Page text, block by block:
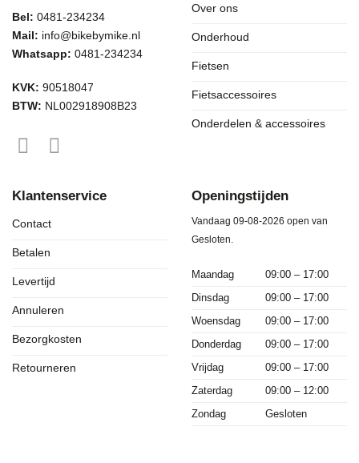
Bel: 0481-234234
Mail: info@bikebymike.nl
Whatsapp: 0481-234234
KVK: 90518047
BTW: NL002918908B23
Over ons
Onderhoud
Fietsen
Fietsaccessoires
Onderdelen & accessoires
Klantenservice
Contact
Betalen
Levertijd
Annuleren
Bezorgkosten
Retourneren
Openingstijden
Vandaag 09-08-2026 open van
Gesloten.
Maandag
09:00 – 17:00
Dinsdag
09:00 – 17:00
Woensdag
09:00 – 17:00
Donderdag
09:00 – 17:00
Vrijdag
09:00 – 17:00
Zaterdag
09:00 – 12:00
Zondag
Gesloten